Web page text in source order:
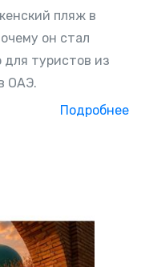
пляж в
он стал
туристов из
ОАЭ.
Подробнее